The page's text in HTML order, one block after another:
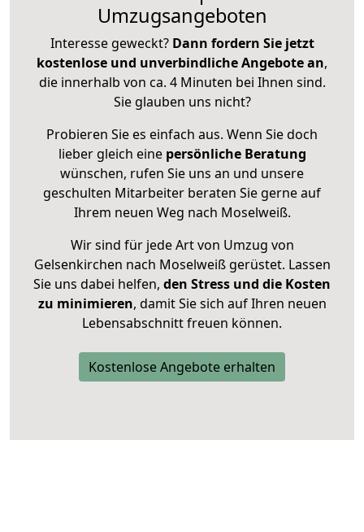
Umzugsangeboten
Interesse geweckt? Dann fordern Sie jetzt
kostenlose und unverbindliche Angebote an,
die innerhalb von ca. 4 Minuten bei Ihnen sind.
Sie glauben uns nicht?
Probieren Sie es einfach aus. Wenn Sie doch
lieber gleich eine persönliche Beratung
wünschen, rufen Sie uns an und unsere
geschulten Mitarbeiter beraten Sie gerne auf
Ihrem neuen Weg nach Moselweiß.
Wir sind für jede Art von Umzug von
Gelsenkirchen nach Moselweiß gerüstet. Lassen
Sie uns dabei helfen, den Stress und die Kosten
zu minimieren, damit Sie sich auf Ihren neuen
Lebensabschnitt freuen können.
Kostenlose Angebote erhalten